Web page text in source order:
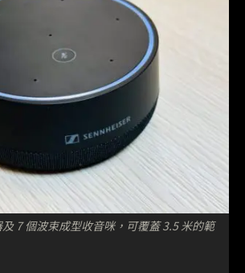
7 個波束成型收音咪，可覆蓋 3.5 米的範